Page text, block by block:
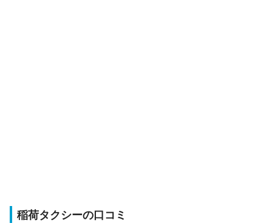
稲荷タクシーの口コミ